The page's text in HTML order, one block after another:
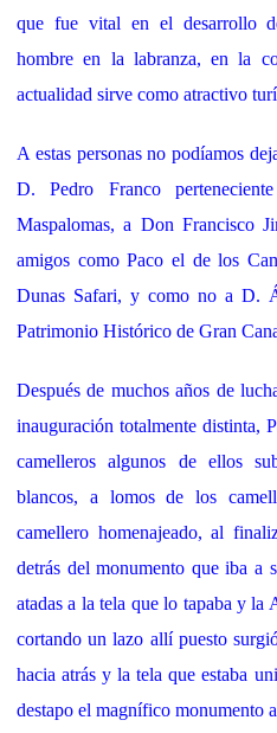
que fue vital en el desarrollo
hombre en la labranza, en la
actualidad sirve como atractivo
A estas personas no podíamos
D. Pedro Franco
Maspalomas, a Don Francisco
amigos como Paco el de los
Dunas Safari, y como no a D.
Patrimonio Histórico de Gran
Después de muchos años de
inauguración totalmente distinta,
camelleros algunos de ellos
blancos, a lomos de los
camellero homenajeado, al
detrás del monumento que iba a
atadas a la tela que lo tapaba y la
cortando un lazo allí puesto
hacia atrás y la tela que estaba
destapo el magnífico monumento